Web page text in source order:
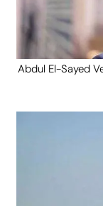
Abdul El-Sayed